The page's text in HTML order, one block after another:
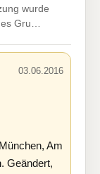
wurde
Gru…
03.06.2016
Am
Geändert,